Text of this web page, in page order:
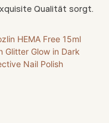
Qualität sorgt.